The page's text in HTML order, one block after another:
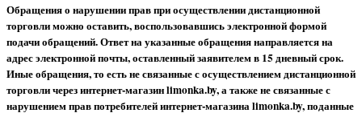
Обращения о нарушении прав при осуществлении дистанционной
торговли можно оставить, воспользовавшись электронной формой
подачи обращений. Ответ на указанные обращения направляется на
адрес электронной почты, оставленный заявителем в 15 дневный срок.
Иные обращения, то есть не связанные с осуществлением дистанционной
торговли через интернет-магазин limonka.by, а также не связанные с
нарушением прав потребителей интернет-магазина limonka.by, поданные